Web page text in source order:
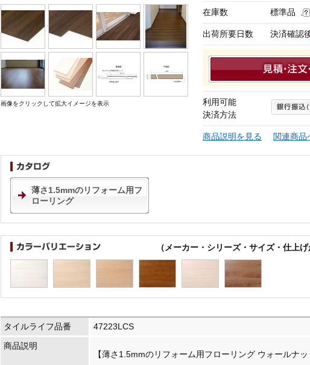
画像をクリックして拡大イメージを表示
在庫数 標準品
出荷所要日数 決済確認
利用可能
決済方法
商品説明を見る 関連商品
薄さ1.5mmのリフォーム用フ
ローリング
（メーカー・シリーズ・サイズ・仕上
タイルライフ品番
47223LCS
商品説明
【薄さ1.5mmのリフォーム用フローリング ウォールナッ